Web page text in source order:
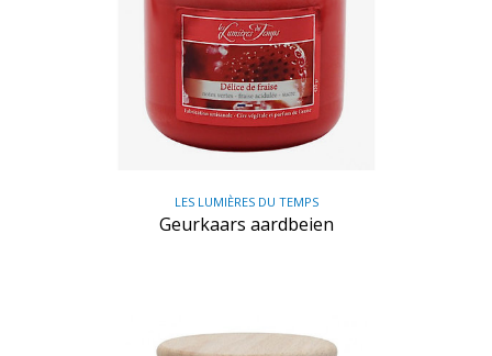
Zeep voor vieze handen
Gepersonaliseerde zeep
Huishouden
LES LUMIÈRES DU TEMPS
Geurkaars aardbeien